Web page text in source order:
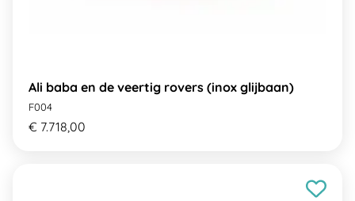
Ali baba en de veertig rovers (inox glijbaan)
F004
€ 7.718,00